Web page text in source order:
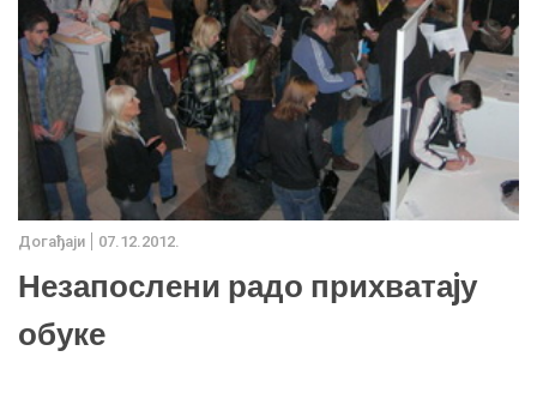
Дoгађаjи 07.12.2012.
Незапослени радо прихватаjу
обуке